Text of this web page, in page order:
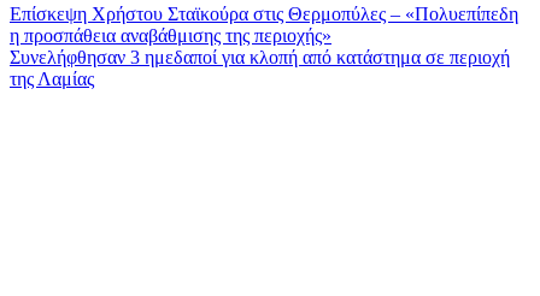
Πλοήγηση
άρθρων
Επίσκεψη Χρήστου Σταϊκούρα στις Θερμοπύλες – «Πολυεπίπεδη
η προσπάθεια αναβάθμισης της περιοχής»
Συνελήφθησαν 3 ημεδαποί για κλοπή από κατάστημα σε περιοχή
της Λαμίας